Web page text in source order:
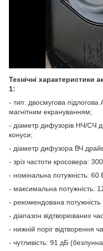
Технічні характеристики
1:
- тип: двосмугова
магнітним екрануванням;
- діаметр дифузорів НЧ/СЧ
конуси;
- діаметр дифузора ВЧ
- зріз частоти кросовера:
- номінальна потужність: 60
- максимальна потужність:
- рекомендована
- діапазон відтворюваних
- нижній поріг відтворення
- чутливість: 91 дБ